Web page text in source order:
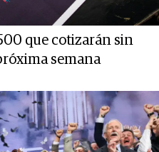
que cotizarán sin
semana